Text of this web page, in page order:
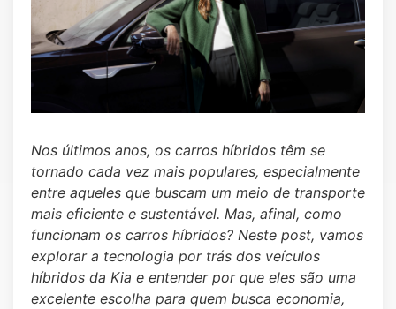
Nos últimos anos, os carros híbridos têm se
tornado cada vez mais populares, especialmente
entre aqueles que buscam um meio de transporte
mais eficiente e sustentável. Mas, afinal, como
funcionam os carros híbridos? Neste post, vamos
explorar a tecnologia por trás dos veículos
híbridos da Kia e entender por que eles são uma
excelente escolha para quem busca economia,